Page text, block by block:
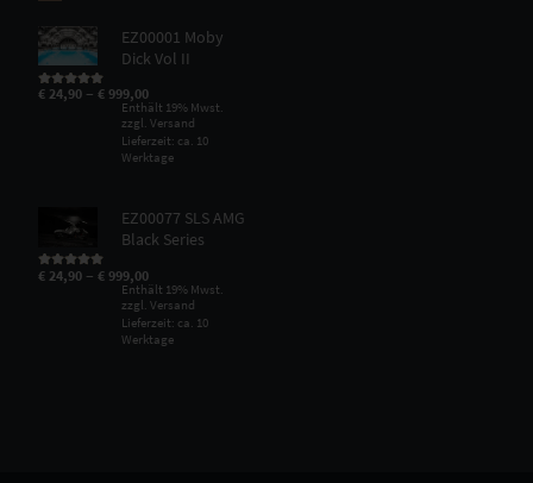
EZ00001 Moby
Dick Vol II
Bewertet mit
von 5
€ 24,90 –€ 999,00
Enthält 19% Mwst.
zzgl.Versand
Lieferzeit: ca. 10
Werktage
EZ00077 SLS AMG
Black Series
Bewertet mit
von 5
€ 24,90 –€ 999,00
Enthält 19% Mwst.
zzgl.Versand
Lieferzeit: ca. 10
Werktage